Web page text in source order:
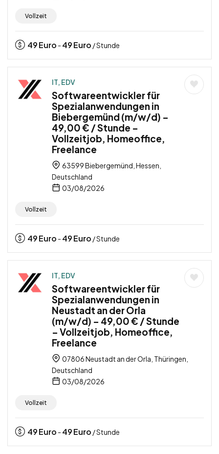
Vollzeit
49Euro - 49Euro / Stunde
IT, EDV
Softwareentwickler für
Spezialanwendungen in
Biebergemünd (m/w/d) –
49,00 € / Stunde –
Vollzeitjob, Homeoffice,
Freelance
63599 Biebergemünd, Hessen,
Deutschland
03/08/2026
Vollzeit
49Euro - 49Euro / Stunde
IT, EDV
Softwareentwickler für
Spezialanwendungen in
Neustadt an der Orla
(m/w/d) – 49,00 € / Stunde
– Vollzeitjob, Homeoffice,
Freelance
07806 Neustadt an der Orla, Thüringen,
Deutschland
03/08/2026
Vollzeit
49Euro - 49Euro / Stunde